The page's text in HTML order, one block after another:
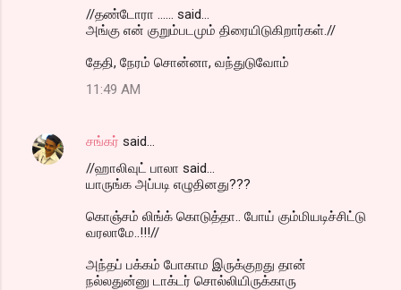
//தண்டோரா ...... said...
அங்கு என் குறும்படமும் திரையிடுகிறார்கள்.//
தேதி, நேரம் சொன்னா, வந்துடுவோம்
11:49 AM
சங்கர் said…
//ஹாலிவுட் பாலா said...
யாருங்க அப்படி எழுதினது???
கொஞ்சம் லிங்க் கொடுத்தா.. போய் கும்மியடிச்சிட்டு
வரலாமே..!!!//
அந்தப் பக்கம் போகாம இருக்குறது தான்
நல்லதுன்னு டாக்டர் சொல்லியிருக்காரு